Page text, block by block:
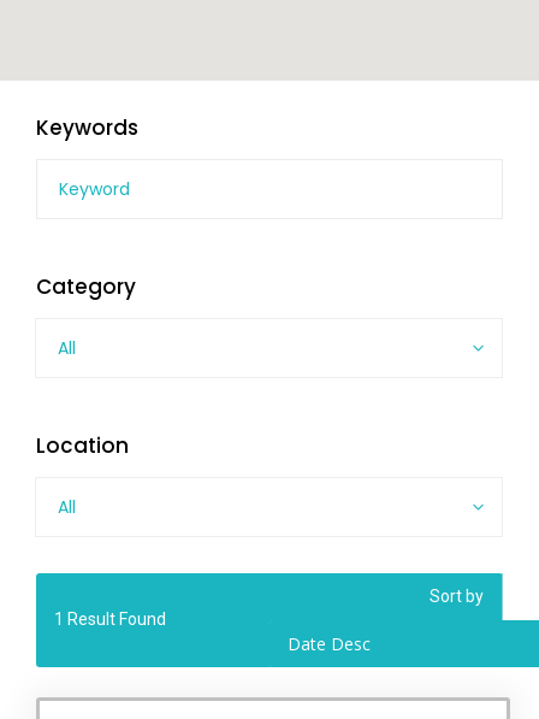
Keywords
Category
All
Location
All
1 Result Found
Sort by
Date Desc